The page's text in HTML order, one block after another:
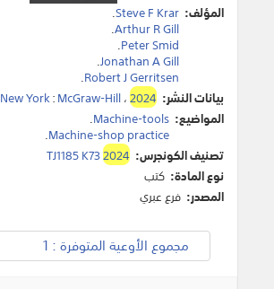
المؤلف: Steve F Krar
.
Arthur R Gill
.
Peter Smid
.
Jonathan A Gill
.
Robert J Gerritsen
.
بيانات النشر:
New York:McGraw-Hill،2024
المواضيع: Machine-tools
.
Machine-shop practice
.
تصنيف الكونجرس:
TJ1185 K732024
نوع المادة: كتب
المصدر: فرع عبري
مجموع الأوعية المتوفرة : 1